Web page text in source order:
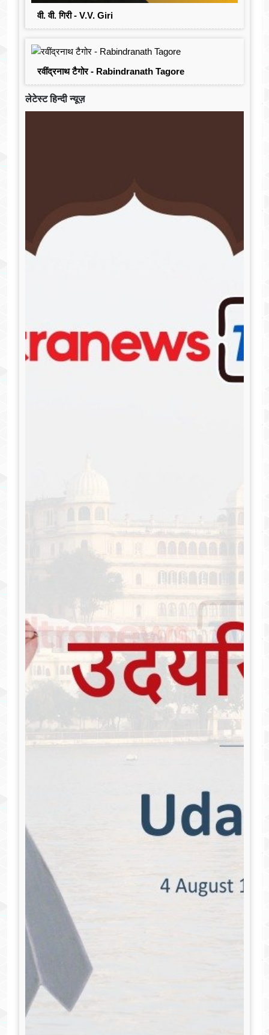
वी. वी. गिरी - V.V. Giri
रवींद्रनाथ टैगोर - Rabindranath Tagore
लेटेस्ट हिन्दी न्यूज़